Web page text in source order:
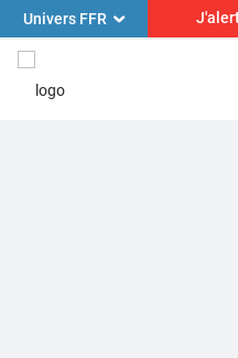
Univers FFR